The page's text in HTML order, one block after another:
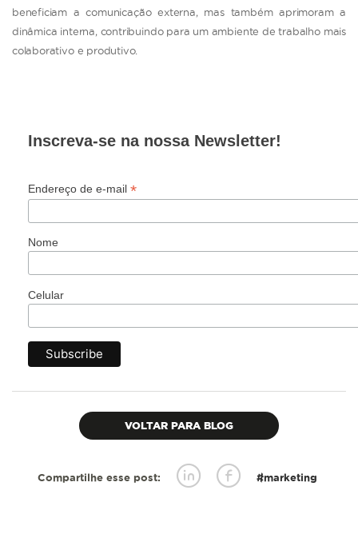
beneficiam a comunicação externa, mas também aprimoram a
dinâmica interna, contribuindo para um ambiente de trabalho mais
colaborativo e produtivo.
Inscreva-se na nossa Newsletter!
Endereço de e-mail *
Nome
Celular
VOLTAR PARA BLOG
Compartilhe esse post: #marketing